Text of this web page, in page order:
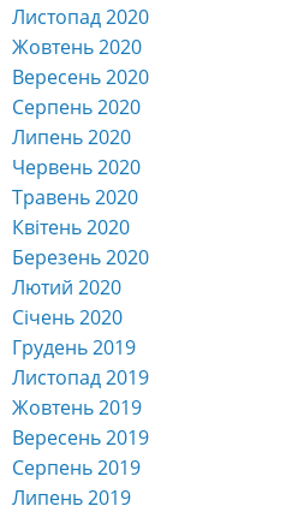
Листопад 2020
Жовтень 2020
Вересень 2020
Серпень 2020
Липень 2020
Червень 2020
Травень 2020
Квітень 2020
Березень 2020
Лютий 2020
Січень 2020
Грудень 2019
Листопад 2019
Жовтень 2019
Вересень 2019
Серпень 2019
Липень 2019